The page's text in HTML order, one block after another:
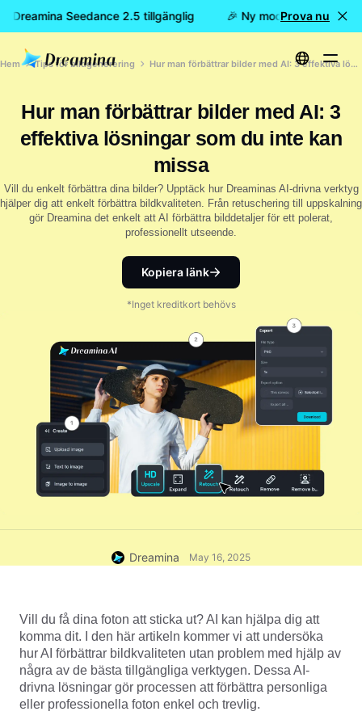
Dreamina Seedance 2.5 tillgänglig 🎉 Ny modell är här: nu
Prova nu
Hem Tips för bildgenerering Hur man förbättrar bilder med AI: 3 effektiva lösningar som du inte kan missa
Hur man förbättrar bilder med AI: 3
effektiva lösningar som du inte kan
missa
Vill du enkelt förbättra dina bilder? Upptäck hur Dreaminas AI-drivna verktyg
hjälper dig att enkelt förbättra bildkvaliteten. Från retuschering till uppskalning
gör Dreamina det enkelt att AI förbättra bilddetaljer för ett polerat,
professionellt utseende.
Kopiera länk
*Inget kreditkort behövs
Dreamina May 16, 2025
Vill du få dina foton att sticka ut? AI kan hjälpa dig att
komma dit. I den här artikeln kommer vi att undersöka
hur AI förbättrar bildkvaliteten utan problem med hjälp av
några av de bästa tillgängliga verktygen. Dessa AI-
drivna lösningar gör processen att förbättra personliga
eller professionella foton enkel och trevlig.